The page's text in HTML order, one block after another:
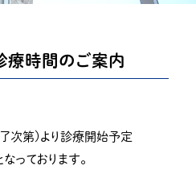
療時間のご案内
了次第)より診療開始予定
なっております。